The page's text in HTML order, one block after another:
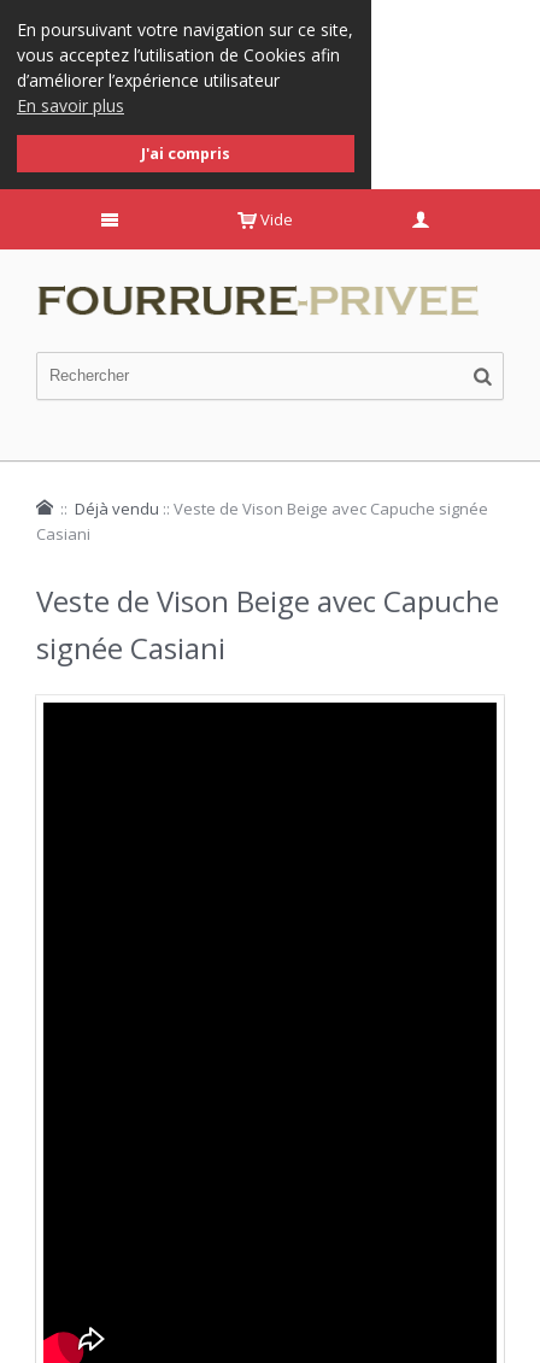
En poursuivant votre navigation sur ce site,
vous acceptez l’utilisation de Cookies afin
d’améliorer l’expérience utilisateur
En savoir plus
J'ai compris
Vide
:: Déjà vendu :: Veste de Vison Beige avec Capuche signée
Casiani
Veste de Vison Beige avec Capuche
signée Casiani